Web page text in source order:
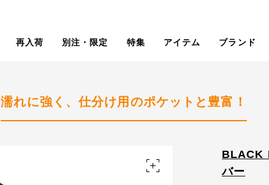
再入荷 別注・限定 特集 アイテム ブランド
濡れに強く、仕分け用のポケットと豊富！
BLACK
バー